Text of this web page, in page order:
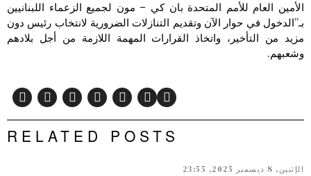
الأمين العام للأمم المتحدة بان كي – مون لجميع الزعماء اللبنانيين
بـ”الدخول في حوار الآن وتقديم التنازلات الضرورية لانتخاب رئيس دون
مزيد من التأخير، واتخاذ القرارات المهمة اللازمة من أجل بلادهم
وشعبهم.
RELATED POSTS
الإثنين, 8 ديسمبر 2025, 23:55